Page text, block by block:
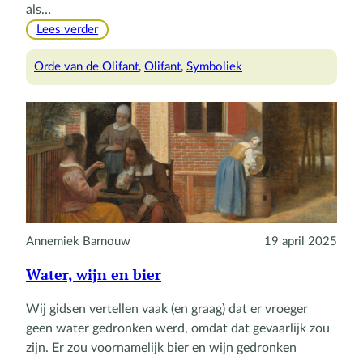
als…
Lees verder:
olifant
orde
Orde van de Olifant, Olifant, Symboliek
Annemiek Barnouw 19 april 2025
Water, wijn en bier
Wij gidsen vertellen vaak (en graag) dat er vroeger
geen water gedronken werd, omdat dat gevaarlijk zou
zijn. Er zou voornamelijk bier en wijn gedronken